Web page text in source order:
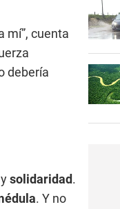
mí”, cuenta
debería
solidaridad.
. Y no